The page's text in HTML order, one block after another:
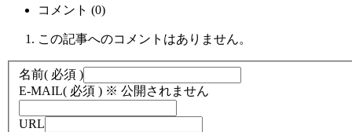
コメント (0)
この記事へのコメントはありません。
名前( 必須 )
E-MAIL( 必須 ) ※ 公開されません
URL